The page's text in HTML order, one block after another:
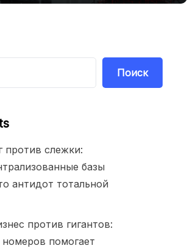
Поиск
против слежки:
базы
антидот тотальной
против гигантов:
номеров помогает